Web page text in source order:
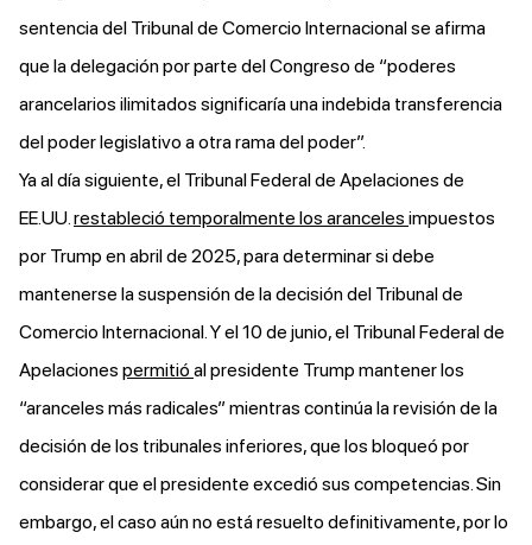
sentencia del Tribunal de Comercio Internacional se afirma
que la delegación por parte del Congreso de “poderes
arancelarios ilimitados significaría una indebida transferencia
del poder legislativo a otra rama del poder”.
Ya al día siguiente, el Tribunal Federal de Apelaciones de
EE.UU.restableció temporalmente los aranceles impuestos
por Trump en abril de 2025, para determinar si debe
mantenerse la suspensión de la decisión del Tribunal de
Comercio Internacional. Y el 10 de junio, el Tribunal Federal de
Apelaciones permitió al presidente Trump mantener los
“aranceles más radicales” mientras continúa la revisión de la
decisión de los tribunales inferiores, que los bloqueó por
considerar que el presidente excedió sus competencias. Sin
embargo, el caso aún no está resuelto definitivamente, por lo